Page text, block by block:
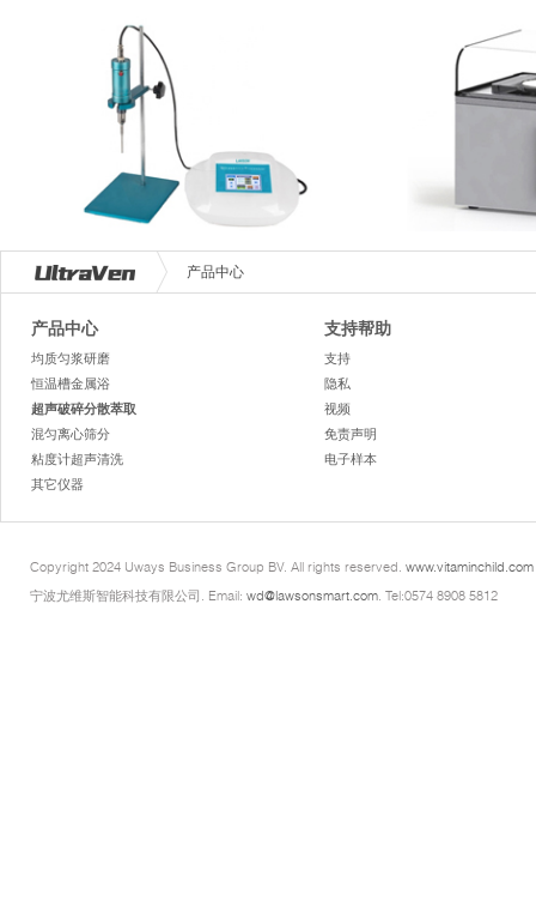
产品中心
产品中心
均质匀浆研磨
恒温槽金属浴
超声破碎分散萃取
混匀离心筛分
粘度计超声清洗
其它仪器
支持帮助
支持
隐私
视频
免责声明
电子样本
Copyright 2024 Uways Business Group BV. All rights reserved. www.vitaminchild.com
宁波尤维斯智能科技有限公司. Email: wd@lawsonsmart.com . Tel:0574 8908 5812